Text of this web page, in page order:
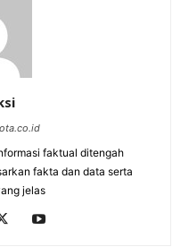
faktual ditengah
fakta dan data serta
jelas